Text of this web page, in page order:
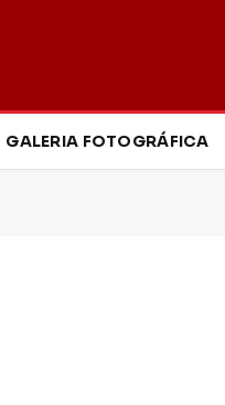
GALERIA FOTOGRÁFICA